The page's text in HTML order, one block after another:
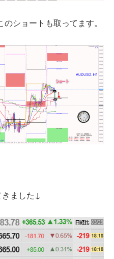
ショートも取ってます。
きました↓